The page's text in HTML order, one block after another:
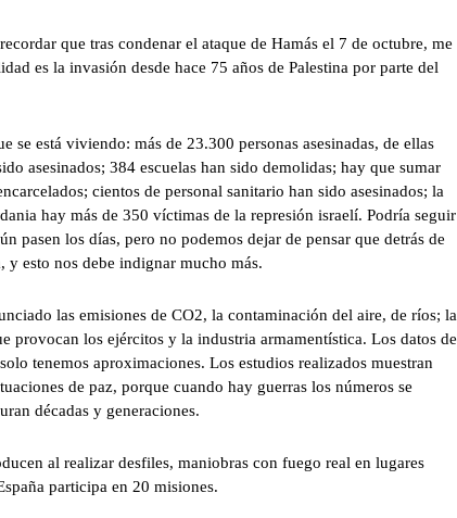
que tras condenar el ataque de Hamás el 7 de octubre, me
es la invasión desde hace 75 años de Palestina por parte del
se está viviendo: más de 23.300 personas asesinadas, de ellas
asesinados; 384 escuelas han sido demolidas; hay que sumar
cientos de personal sanitario han sido asesinados; la
hay más de 350 víctimas de la represión israelí. Podría seguir
pasen los días, pero no podemos dejar de pensar que detrás de
esto nos debe indignar mucho más.
las emisiones de CO2, la contaminación del aire, de ríos; la
provocan los ejércitos y la industria armamentística. Los datos de
tenemos aproximaciones. Los estudios realizados muestran
de paz, porque cuando hay guerras los números se
décadas y generaciones.
al realizar desfiles, maniobras con fuego real en lugares
participa en 20 misiones.